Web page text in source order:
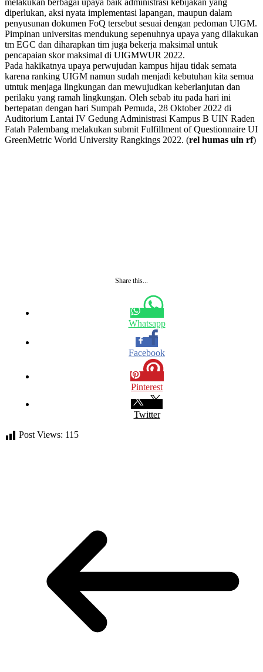
diperlukan, aksi nyata implementasi lapangan, maupun dalam
penyusunan dokumen FoQ tersebut sesuai dengan pedoman UIGM.
Pimpinan universitas mendukung sepenuhnya upaya yang dilakukan
tm EGC dan diharapkan tim juga bekerja maksimal untuk
pencapaian skor maksimal di UIGMWUR 2022.
Pada hakikatnya upaya perwujudan kampus hijau tidak semata
karena ranking UIGM namun sudah menjadi kebutuhan kita semua
utntuk menjaga lingkungan dan mewujudkan keberlanjutan dan
perilaku yang ramah lingkungan. Oleh sebab itu pada hari ini
bertepatan dengan hari Sumpah Pemuda, 28 Oktober 2022 di
Auditorium Lantai IV Gedung Administrasi Kampus B UIN Raden
Fatah Palembang melakukan submit Fulfillment of Questionnaire UI
GreenMetric World University Rangkings 2022. (rel humas uin rf)
Share this...
Whatsapp
Facebook
Pinterest
Twitter
Post Views: 115